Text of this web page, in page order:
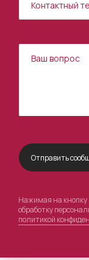
Нажимая на кнопку
обработку
политикой